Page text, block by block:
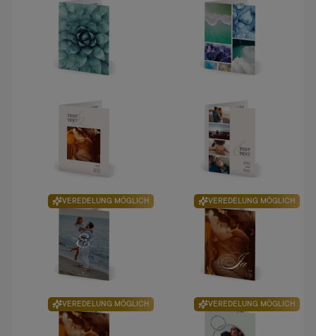
VEREDELUNG MÖGLICH VEREDELUNG MÖGLICH
VEREDELUNG MÖGLICH VEREDELUNG MÖGLICH